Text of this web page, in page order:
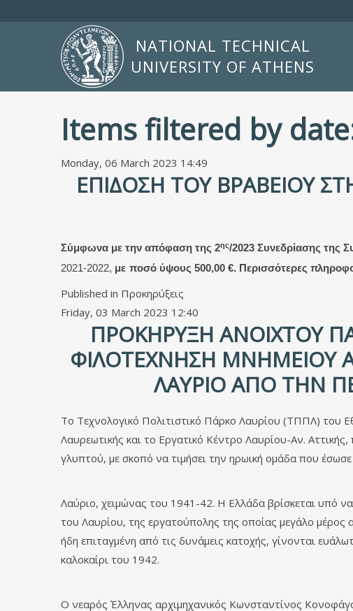
NATIONAL TECHNICAL
UNIVERSITY OF ATHENS
Items filtered by
Monday, 06 March 2023 14:49
ΕΠΊΔΟΣΗ ΤΟΥ ΒΡΑΒΕΊΟΥ
Σύμφωνα με την απόφαση της 2ης/2023 Συνεδρίασης της
2021-2022, με ποσό ύψους 500,00 €. Περισσότερες
Published in Προκηρύξεις
Friday, 03 March 2023 12:40
ΠΡΟΚΉΡΥΞΗ ΑΝΟΙΧΤΟΎ
ΦΙΛΟΤΈΧΝΗΣΗ ΜΝΗΜΕΊΟΥ
ΛΑΎΡΙΟ ΑΠΌ ΤΗΝ
Το Τεχνολογικό Πολιτιστικό Πάρκο Λαυρίου (ΤΠΠΛ) του
Λαυρεωτικής και το Εργατικό Κέντρο Λαυρίου-Αν.
γλυπτού, με σκοπό να τιμήσει την ηρωική ομάδα που
Λαύριο, χειμώνας του 1941-42. Η Ελλάδα βρίσκεται υπό
του Λαυρίου, της εργατούπολης της οποίας μεγάλο μέρος
ήδη επιταγμένη από τις δυνάμεις κατοχής, γίνονται
καλοκαίρι του 1942.
Ο νεαρός Έλληνας αρχιμηχανικός Κωνσταντίνος